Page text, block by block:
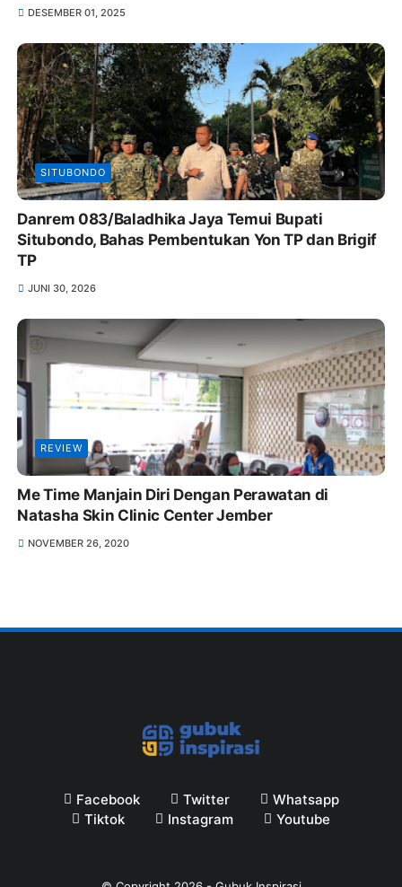
DESEMBER 01, 2025
SITUBONDO
Danrem 083/Baladhika Jaya Temui Bupati
Situbondo, Bahas Pembentukan Yon TP dan Brigif
TP
JUNI 30, 2026
REVIEW
Me Time Manjain Diri Dengan Perawatan di
Natasha Skin Clinic Center Jember
NOVEMBER 26, 2020
Facebook Twitter
Whatsapp
Tiktok
Instagram Youtube